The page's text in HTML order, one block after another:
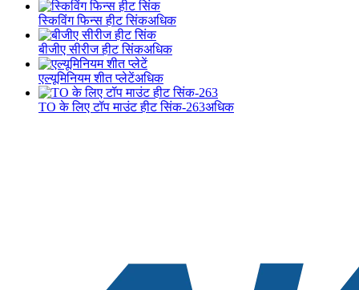
स्किविंग फिन्स हीट सिंकअधिक
बीजीए सीरीज हीट सिंकअधिक
एल्यूमिनियम शीत प्लेटेंअधिक
TO के लिए टॉप माउंट हीट सिंक-263अधिक